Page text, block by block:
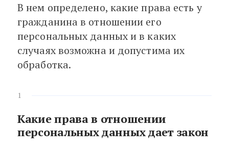
В нем определено, какие права есть у
гражданина в отношении его
персональных данных и в каких
случаях возможна и допустима их
обработка.
1
Какие права в отношении
персональных данных дает закон